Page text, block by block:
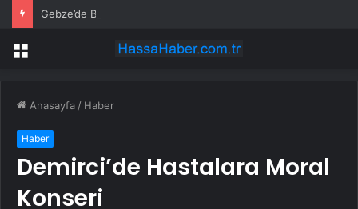
Gebze’de Başkan Büyükgöz YKS şampiyonlarını ağırladı
Menü
Anasayfa / Haber
Haber
Demirci’de Hastalara Moral
Konseri